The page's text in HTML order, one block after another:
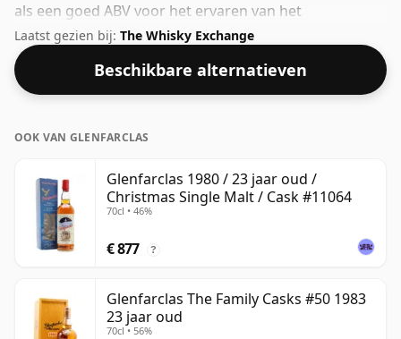
als een goed ABV voor het ervaren van het
'mondgevoel' en de volle smaak van whisky.
Laatst gezien bij: The Whisky Exchange
Beschikbare alternatieven
OOK VAN GLENFARCLAS
Glenfarclas 1980 / 23 jaar oud /
Christmas Single Malt / Cask #11064
70cl • 46%
€ 877 ?
Glenfarclas The Family Casks #50 1983
23 jaar oud
70cl • 56%